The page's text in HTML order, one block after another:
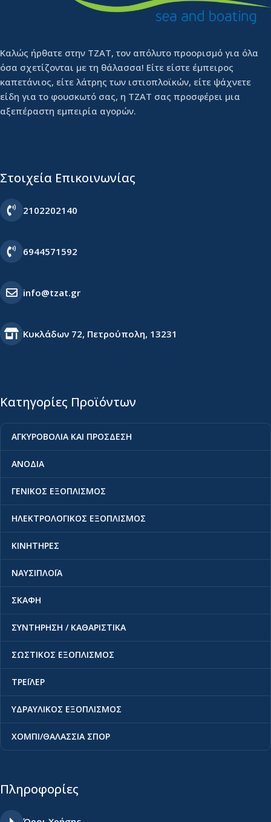
Καλώς ήρθατε στην ΤΖΑΤ, τον απόλυτο προορισμό για όλα
όσα σχετίζονται με τη θάλασσα! Είτε είστε έμπειρος
καπετάνιος, είτε λάτρης των ιστιοπλοϊκών, είτε ψάχνετε
είδη για το φουσκωτό σας, η ΤΖΑΤ σας προσφέρει μια
αξεπέραστη εμπειρία αγορών.
Στοιχεία Επικοινωνίας
2102202140
6944571592
info@tzat.gr
Κυκλάδων 72, Πετρούπολη, 13231
Κατηγορίες Προϊόντων
ΑΓΚΥΡΟΒΟΛΙΑ ΚΑΙ ΠΡΟΣΔΕΣΗ
ΑΝΟΔΙΑ
ΓΕΝΙΚΟΣ ΕΞΟΠΛΙΣΜΟΣ
ΗΛΕΚΤΡΟΛΟΓΙΚΟΣ ΕΞΟΠΛΙΣΜΟΣ
ΚΙΝΗΤΗΡΕΣ
ΝΑΥΣΙΠΛΟΪΑ
ΣΚΑΦΗ
ΣΥΝΤΗΡΗΣΗ / ΚΑΘΑΡΙΣΤΙΚΑ
ΣΩΣΤΙΚΟΣ ΕΞΟΠΛΙΣΜΟΣ
ΤΡΕΪΛΕΡ
ΥΔΡΑΥΛΙΚΟΣ ΕΞΟΠΛΙΣΜΟΣ
ΧΟΜΠΙ/ΘΑΛΑΣΣΙΑ ΣΠΟΡ
Πληροφορίες